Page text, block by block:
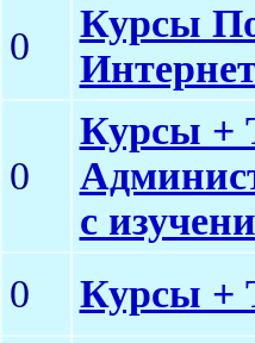
0
Курсы
0
Курсы +
с
0 Курсы +